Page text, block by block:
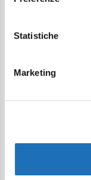
Statistiche
Marketing